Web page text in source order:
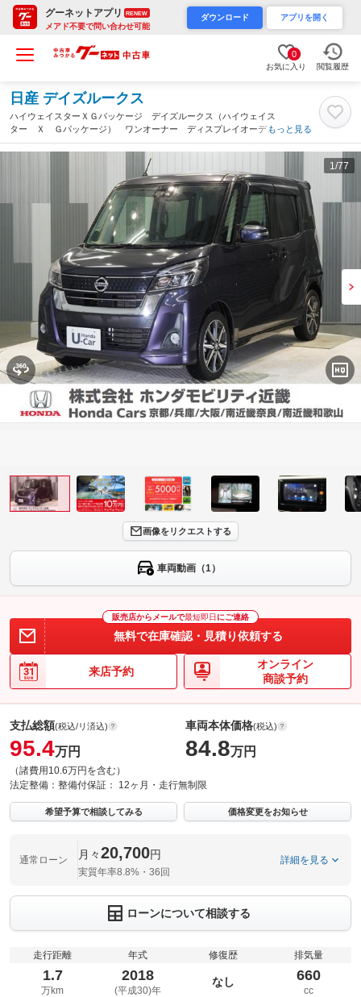
グーネットアプリ RENEW
メアド不要で問い合わせ可能
ダウンロード アプリを開く
0
お気に入り 閲覧履歴
日産 デイズルークス
ハイウェイスターＸＧパッケージ デイズルークス（ハイウェイス
ター Ｘ Ｇパッケージ） ワンオーナー ディスプレイオーディ
オ リアカメラ ＬＥＤヘッドライト Ｂｌｕｅｔｏｏｔｈ アイ
ドリングストップ 禁煙車（奈良県）
もっと見る
1 /77
画像をリクエストする
車両動画（1）
販売店からメールで最短即日 にご連絡
無料で在庫確認・見積り依頼する
来店予約
オンライン
商談予約
支払総額(税込/リ済込)
95.4万円
（諸費用10.6万円を含む）
車両本体価格(税込)
84.8万円
法定整備： 整備付保証： 12ヶ月・走行無制限
希望予算で相談してみる 価格変更をお知らせ
通常ローン 月々20,700円
実質年率8.8%・36回
詳細を見る
ローンについて相談する
走行距離
1.7
万km
年式
2018
(平成30)年
修復歴
なし
排気量
660
cc